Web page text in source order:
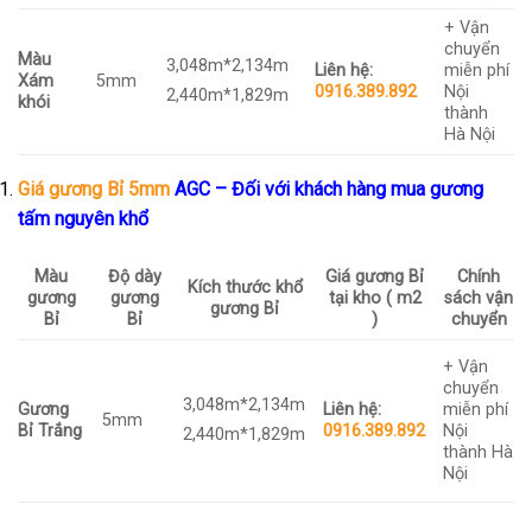
Màu
Xám
khói
5mm
3,048m*2,134m
2,440m*1,829m
Liên hệ:
0916.389.892
+ Vận
chuyển
miễn phí
Nội
thành
Hà Nội
Giá gương Bỉ 5mm AGC – Đối với khách hàng mua gương
tấm nguyên khổ
Màu
gương
Bỉ
Độ dày
gương
Bỉ
Kích thước khổ
gương Bỉ
Giá gương Bỉ
tại kho ( m2
)
Chính
sách vận
chuyển
Gương
Bỉ Trắng
5mm
3,048m*2,134m
2,440m*1,829m
Liên hệ:
0916.389.892
+ Vận
chuyển
miễn phí
Nội
thành Hà
Nội